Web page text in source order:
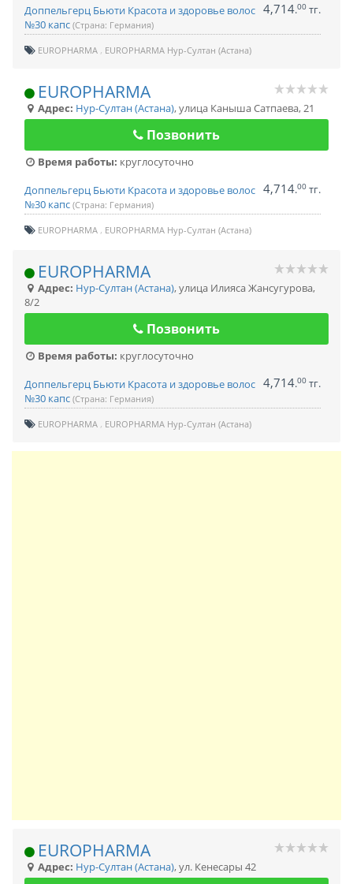
Доппельгерц Бьюти Красота и здоровье волос
№30 капс (Страна: Германия)
4,714.00 тг.
EUROPHARMA EUROPHARMA Нур-Султан (Астана)
EUROPHARMA
Адрес: Нур-Султан (Астана),улица Каныша Сатпаева, 21
Позвонить
Время работы: круглосуточно
Доппельгерц Бьюти Красота и здоровье волос
№30 капс (Страна: Германия)
4,714.00 тг.
EUROPHARMA EUROPHARMA Нур-Султан (Астана)
EUROPHARMA
Адрес: Нур-Султан (Астана),улица Илияса Жансугурова,
8/2
Позвонить
Время работы: круглосуточно
Доппельгерц Бьюти Красота и здоровье волос
№30 капс (Страна: Германия)
4,714.00 тг.
EUROPHARMA EUROPHARMA Нур-Султан (Астана)
EUROPHARMA
Адрес: Нур-Султан (Астана),ул. Кенесары 42